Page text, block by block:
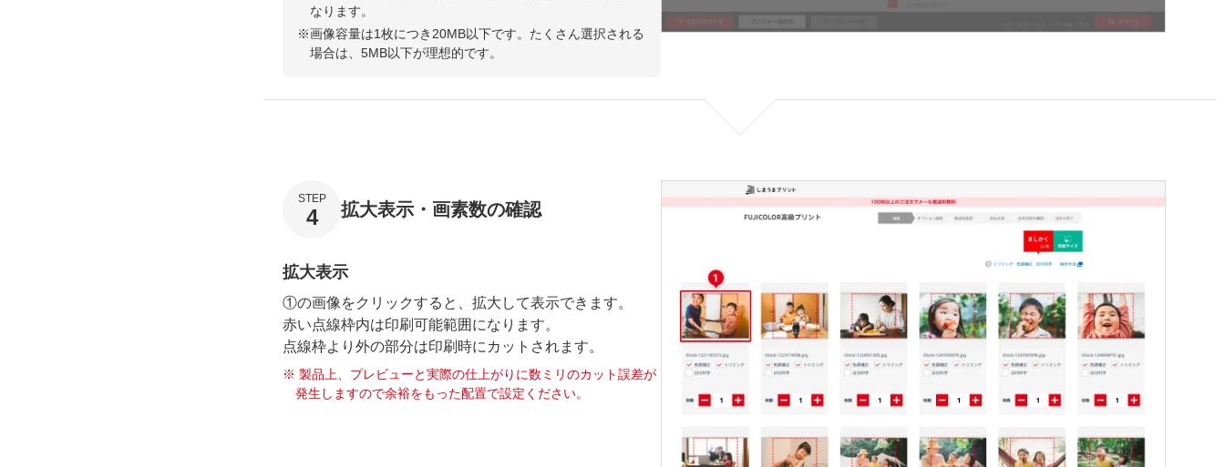
なります。
画像容量は1枚につき20MB以下です。たくさん選択される
場合は、5MB以下が理想的です。
STEP
4 拡大表示・画素数の確認
拡大表示
①の画像をクリックすると、拡大して表示できます。
赤い点線枠内は印刷可能範囲になります。
点線枠より外の部分は印刷時にカットされます。
製品上、プレビューと実際の仕上がりに数ミリのカット誤差が
発生しますので余裕をもった配置で設定ください。